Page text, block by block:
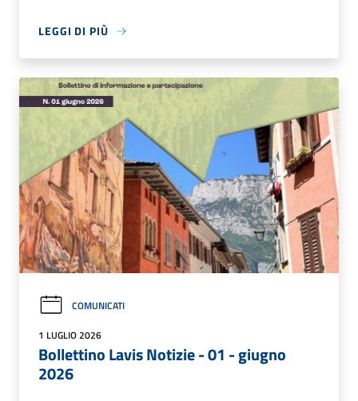
LEGGI DI PIÙ
COMUNICATI
1 LUGLIO 2026
Bollettino Lavis Notizie - 01 - giugno
2026